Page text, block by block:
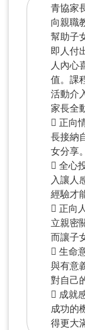
青協家
向親職
幫助子
即人付
人內心
值。課
活動介
家長全
 正向
長接納
女分享。
 全心
入讓人
經驗才
 正向
立親密
而讓子
 生命
與有意
對自己
 成就
成功的
得更大